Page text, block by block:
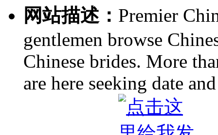
网站描述： Premier
gentlemen browse
Chinese brides. More
are here seeking date